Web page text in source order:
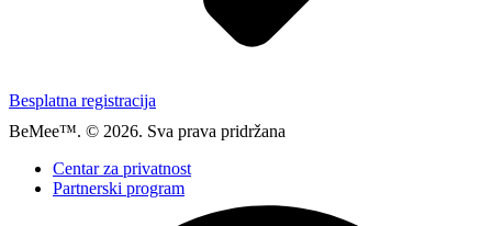
Besplatna registracija
BeMee™. © 2026. Sva prava pridržana
Centar za privatnost
Partnerski program